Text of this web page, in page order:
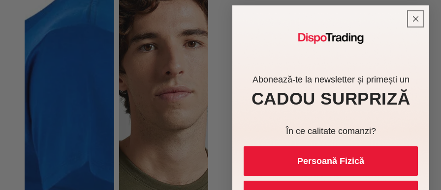
Abonează-te la newsletter și primești un
CADOU SURPRIZĂ
În ce calitate comanzi?
Persoană Fizică